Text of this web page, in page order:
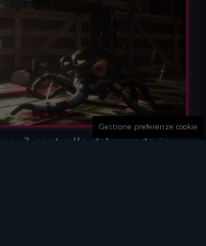
il controllo del mondo in
Gestione preferenze cookie